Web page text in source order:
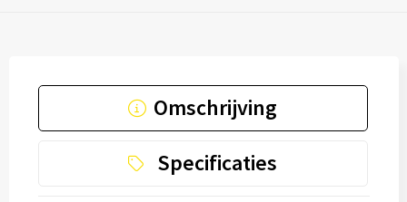
Omschrijving
Specificaties